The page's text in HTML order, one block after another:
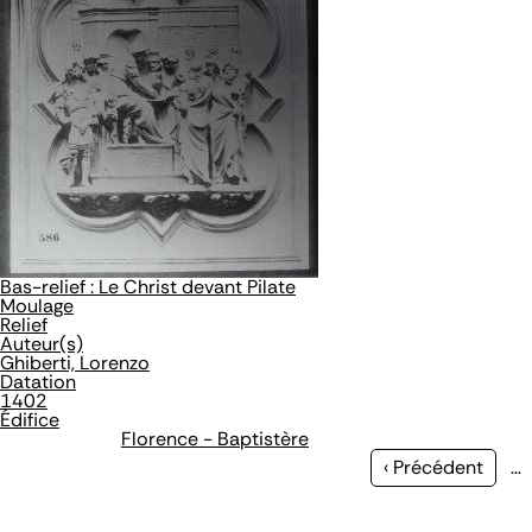
Bas-relief : Le Christ devant Pilate
Moulage
Relief
Auteur(s)
Ghiberti, Lorenzo
Datation
1402
Édifice
Florence - Baptistère
Page
‹ Précédent …